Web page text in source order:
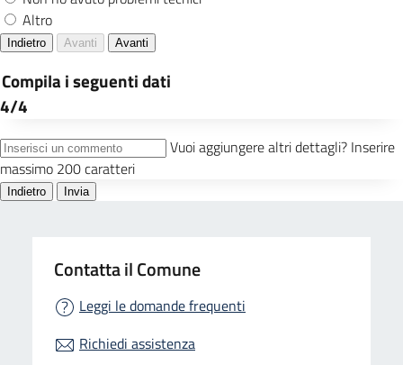
in linea con i Livelli Essenziale delle
Piano Nazionale degli Interventi e dei
di due stazioni di posta e 12 alloggi
progetti di Housing First per persone
senza dimora.
Contatta il Comune
Leggi le domande frequenti
Richiedi assistenza